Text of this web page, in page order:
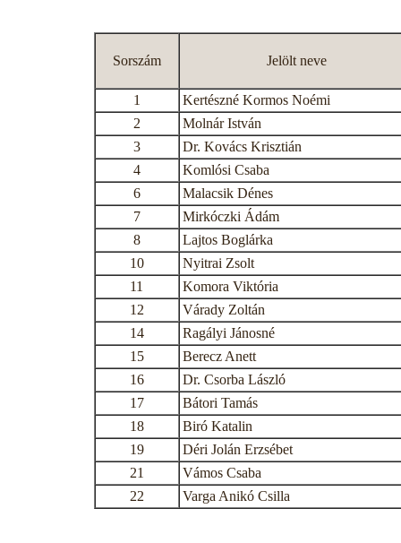
Sorszám Jelölt neve
1
Kertészné Kormos Noémi
2
Molnár István
3
Dr. Kovács Krisztián
4
Komlósi Csaba
6
Malacsik Dénes
7
Mirkóczki Ádám
8
Lajtos Boglárka
10
Nyitrai Zsolt
11
Komora Viktória
12
Várady Zoltán
14
Ragályi Jánosné
15
Berecz Anett
16
Dr. Csorba László
17
Bátori Tamás
18
Biró Katalin
19
Déri Jolán Erzsébet
21
Vámos Csaba
22
Varga Anikó Csilla